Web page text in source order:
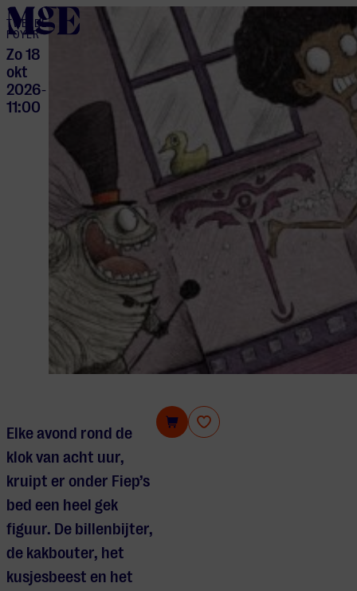
home
TWEEDE
FOYER
Zo 18
okt
2026-
11:00
Elke avond rond de
klok van acht uur,
kruipt er onder Fiep’s
bed een heel gek
figuur. De billenbijter,
de kakbouter, het
kusjesbeest en het